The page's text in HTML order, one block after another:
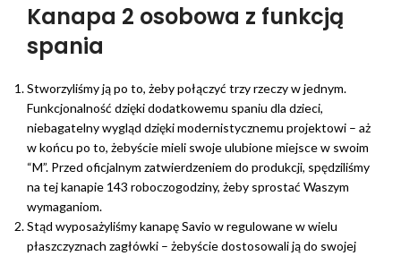
Kanapa 2 osobowa z funkcją
spania
Stworzyliśmy ją po to, żeby połączyć trzy rzeczy w jednym.
Funkcjonalność dzięki dodatkowemu spaniu dla dzieci,
niebagatelny wygląd dzięki modernistycznemu projektowi – aż
w końcu po to, żebyście mieli swoje ulubione miejsce w swoim
“M”. Przed oficjalnym zatwierdzeniem do produkcji, spędziliśmy
na tej kanapie 143 roboczogodziny, żeby sprostać Waszym
wymaganiom.
Stąd wyposażyliśmy kanapę Savio w regulowane w wielu
płaszczyznach zagłówki – żebyście dostosowali ją do swojej